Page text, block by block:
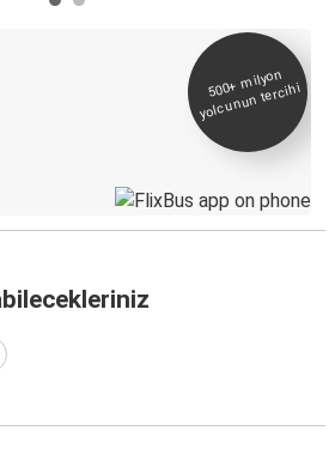
500+
milyon
yolcunun tercihi